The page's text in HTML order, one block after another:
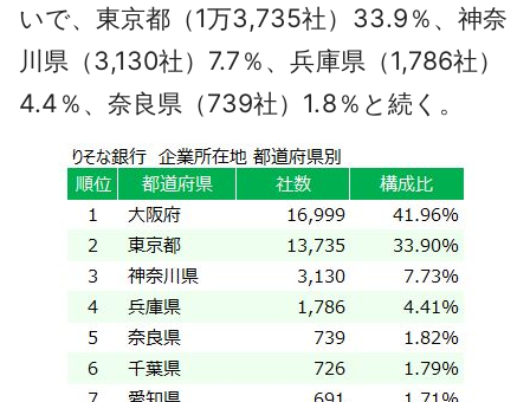
いで、東京都（1万3,735社）33.9％、神奈
川県（3,130社）7.7％、兵庫県（1,786社）
4.4％、奈良県（739社）1.8％と続く。